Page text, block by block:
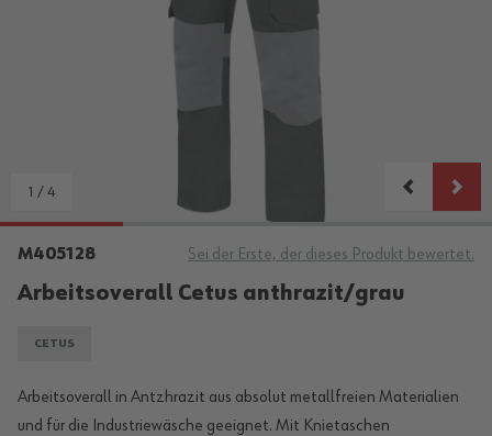
1 / 4
M405128 Sei der Erste, der dieses Produkt bewertet.
Arbeitsoverall Cetus anthrazit/grau
CETUS
Arbeitsoverall in Antzhrazit aus absolut metallfreien Materialien
und für die Industriewäsche geeignet. Mit Knietaschen